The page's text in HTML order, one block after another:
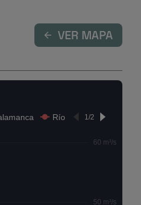
VER MAPA
50 m³/s
60 m³/s
Río Choapa en Puente
1/2